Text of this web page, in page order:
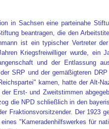
in Sachsen eine parteinahe
beantragen, die den
ist ein typischer Vertreter
Kriegsfreiwilliger wurde, ein
und der Entlassung
SRP und der gemäßigteren
kamen, hatte der Alt-
Erst- und Zweitstimmen
die NPD schließlich in den
Fraktionsvorsitzender. Der 1923
"Kameradenhilfswerkes für